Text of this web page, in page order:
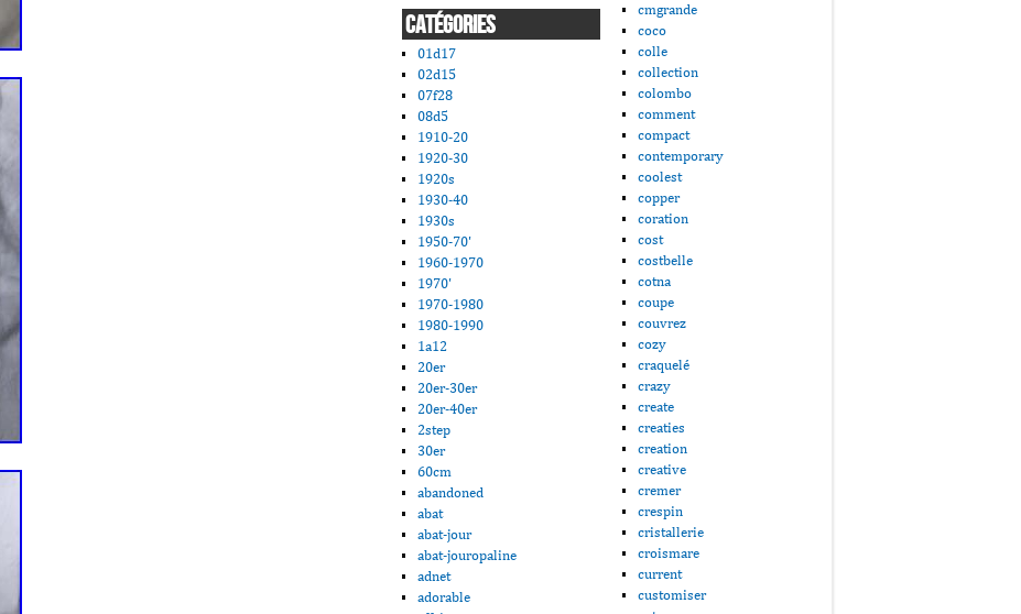
CATÉGORIES
01d17
02d15
07f28
08d5
1910-20
1920-30
1920s
1930-40
1930s
1950-70'
1960-1970
1970'
1970-1980
1980-1990
1a12
20er
20er-30er
20er-40er
2step
30er
60cm
abandoned
abat
abat-jour
abat-jouropaline
adnet
adorable
cmgrande
coco
colle
collection
colombo
comment
compact
contemporary
coolest
copper
coration
cost
costbelle
cotna
coupe
couvrez
cozy
craquelé
crazy
create
creaties
creation
creative
cremer
crespin
cristallerie
croismare
current
customiser